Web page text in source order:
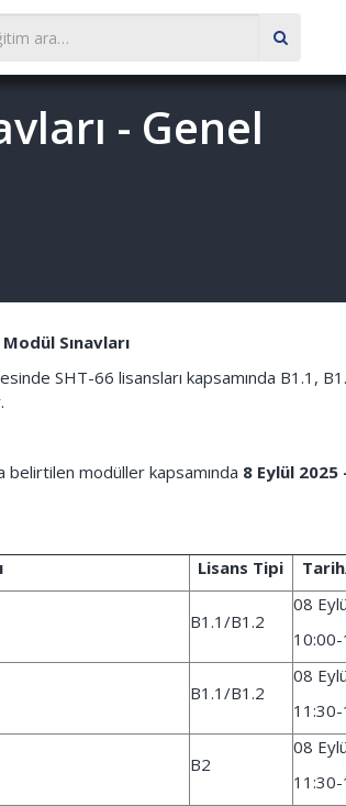
- Genel
Sınavları
SHT-66 lisansları kapsamında B1.1,
belirtilen modüller kapsamında 8 Eylül 2025
Lisans Tipi
B1.1/B1.2
08
B1.1/B1.2
08
B2
08